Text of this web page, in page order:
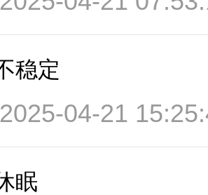
稳定
04-21
眠